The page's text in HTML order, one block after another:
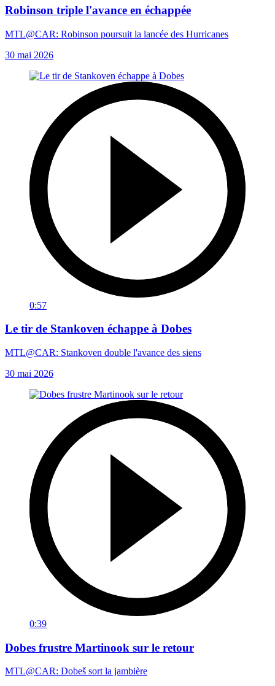
Robinson triple l'avance en échappée
MTL@CAR: Robinson poursuit la lancée des Hurricanes
30 mai 2026
0:57
Le tir de Stankoven échappe à Dobes
MTL@CAR: Stankoven double l'avance des siens
30 mai 2026
0:39
Dobes frustre Martinook sur le retour
MTL@CAR: Dobeš sort la jambière